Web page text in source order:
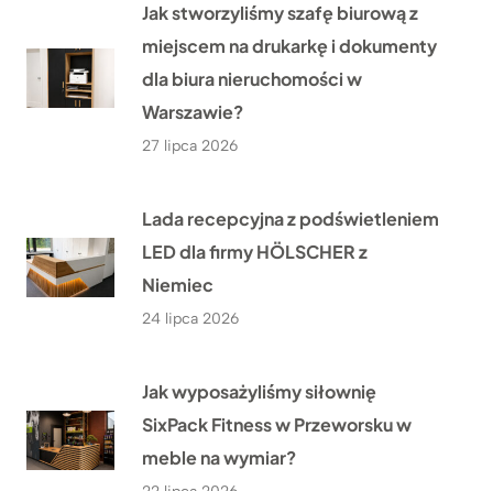
Jak stworzyliśmy szafę biurową z
miejscem na drukarkę i dokumenty
dla biura nieruchomości w
Warszawie?
27 lipca 2026
Lada recepcyjna z podświetleniem
LED dla firmy HÖLSCHER z
Niemiec
24 lipca 2026
Jak wyposażyliśmy siłownię
SixPack Fitness w Przeworsku w
meble na wymiar?